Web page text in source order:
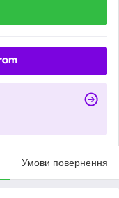
Умови повернення